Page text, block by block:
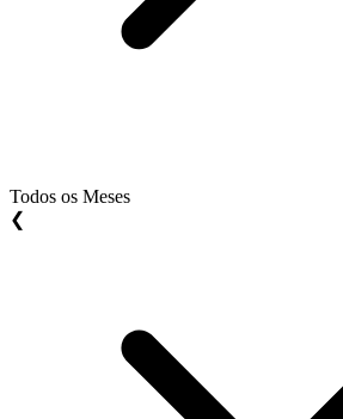
Todos os Meses
❮